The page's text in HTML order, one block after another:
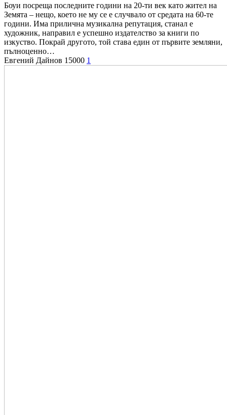
Боуи посреща последните години на 20-ти век като жител на
Земята – нещо, което не му се е случвало от средата на 60-те
години. Има прилична музикална репутация, станал е
художник, направил е успешно издателство за книги по
изкуство. Покрай другото, той става един от първите земляни,
пълноценно…
Евгений Дайнов 15000 1